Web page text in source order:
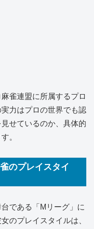
雀連盟に所属するプロ
力はプロの世界でも認
せているのか、具体的
。
のプレイスタイ
である「Mリーグ」に
のプレイスタイルは、